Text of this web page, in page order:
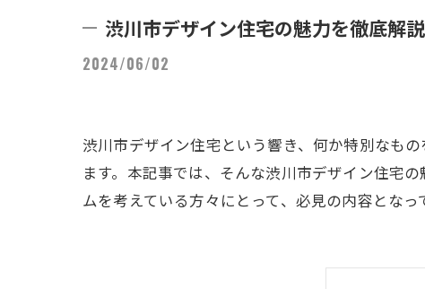
渋川市デザイン住宅の魅力を徹底解
2024/06/02
渋川市デザイン住宅という響き、何か特別なも
ます。本記事では、そんな渋川市デザイン住宅
ムを考えている方々にとって、必見の内容となっ